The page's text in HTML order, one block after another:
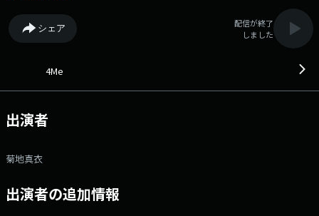
します。 ▼9:40 「memorize」 音楽トピックを紹介するコーナー。
毎月第1週目は音楽メディアBARKS編集部 に気になる音楽トピックを伺い
ます。 ▼10:15 「Me too!?MUSIC」 1か月間同じテーマで募集した
かも？ ▼11:40 「マイプレイリスト」 アーティストや茨城放送に
ィストへのインタビューや新譜特集など、メロディをちょこっとプラスす
る「めろたす」、毎月第一週目は菊地真衣がギターに挑戦中！ メー
#4mekiku
シェア
配信が終了
しました
4Me
出演者
菊地真衣
出演者の追加情報